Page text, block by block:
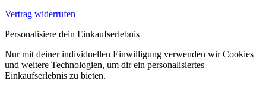
Vertrag widerrufen
Personalisiere dein Einkaufserlebnis
Nur mit deiner individuellen Einwilligung verwenden wir Cookies
und weitere Technologien, um dir ein personalisiertes
Einkaufserlebnis zu bieten.